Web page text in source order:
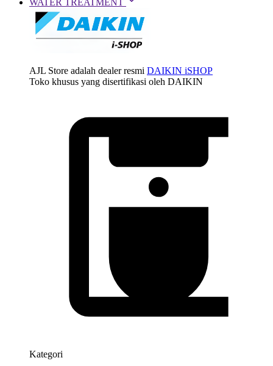
AJL Store adalah dealer resmi DAIKIN iSHOP
Toko khusus yang disertifikasi oleh DAIKIN
Kategori